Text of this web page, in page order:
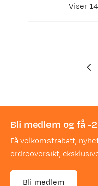
Viser
Bli medlem og få -
Få velkomstrabatt,
ordreoversikt,
Bli medlem